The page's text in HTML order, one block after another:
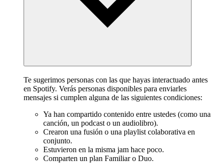
Te sugerimos personas con las que hayas interactuado antes
en Spotify. Verás personas disponibles para enviarles
mensajes si cumplen alguna de las siguientes condiciones:
Ya han compartido contenido entre ustedes (como una
canción, un podcast o un audiolibro).
Crearon una fusión o una playlist colaborativa en
conjunto.
Estuvieron en la misma jam hace poco.
Comparten un plan Familiar o Duo.